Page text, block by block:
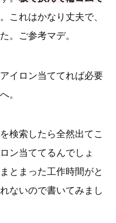
これはかなり丈夫で、
。ご参考マデ。
イロン当ててれば必要
。
検索したら全然出てこ
ン当ててるんでしょ
とまった工作時間がと
ないので書いてみまし